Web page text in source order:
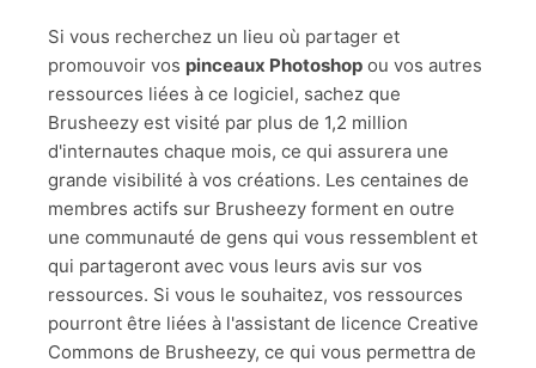
Si vous recherchez un lieu où partager et
promouvoir vos pinceaux Photoshop ou vos autres
ressources liées à ce logiciel, sachez que
Brusheezy est visité par plus de 1,2 million
d'internautes chaque mois, ce qui assurera une
grande visibilité à vos créations. Les centaines de
membres actifs sur Brusheezy forment en outre
une communauté de gens qui vous ressemblent et
qui partageront avec vous leurs avis sur vos
ressources. Si vous le souhaitez, vos ressources
pourront être liées à l'assistant de licence Creative
Commons de Brusheezy, ce qui vous permettra de